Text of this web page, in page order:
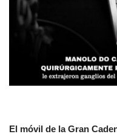
El móvil de la Gran